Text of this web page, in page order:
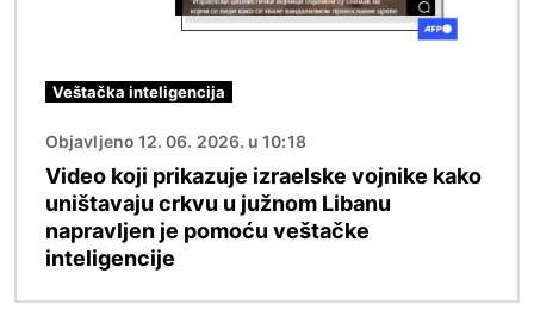
Veštačka inteligencija
Objavljeno 12. 06. 2026. u 10:18
Video koji prikazuje izraelske vojnike kako
uništavaju crkvu u južnom Libanu
napravljen je pomoću veštačke
inteligencije